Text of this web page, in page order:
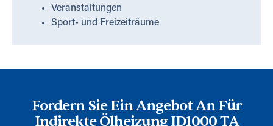
Veranstaltungen
Sport- und Freizeiträume
Fordern Sie Ein Angebot An Für
Indirekte Ölheizung ID1000 TA